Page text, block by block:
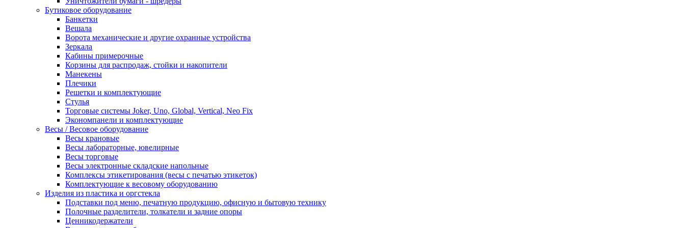
Бутиковое оборудование
Банкетки
Вешала
Ворота механические и другие охранные устройства
Зеркала
Кабины примерочные
Корзины для распродаж, стойки и накопители
Манекены
Плечики
Решетки и комплектующие
Стулья
Торговые системы Joker, Uno, Global, Vertical, Neo Fix
Экономпанели и комплектующие
Весы / Весовое оборудование
Весы крановые
Весы лабораторные, ювелирные
Весы торговые
Весы электронные складские напольные
Комплексы этикетирования (весы с печатью этикеток)
Комплектующие к весовому оборудованию
Изделия из пластика и оргстекла
Подставки под меню, печатную продукцию, офисную и бытовую технику
Полочные разделители, толкатели и задние опоры
Ценникодержатели